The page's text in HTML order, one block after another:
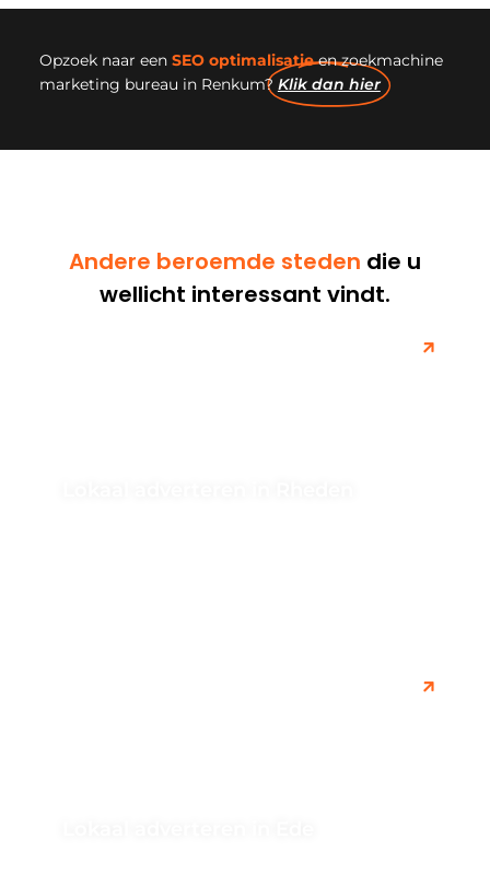
Opzoek naar een SEO optimalisatieen zoekmachine
marketing bureau in Renkum? Klik dan hier
Andere beroemde steden die u
wellicht interessant vindt.